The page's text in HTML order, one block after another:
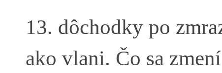
13. dôchodky po
ako vlani. Čo sa